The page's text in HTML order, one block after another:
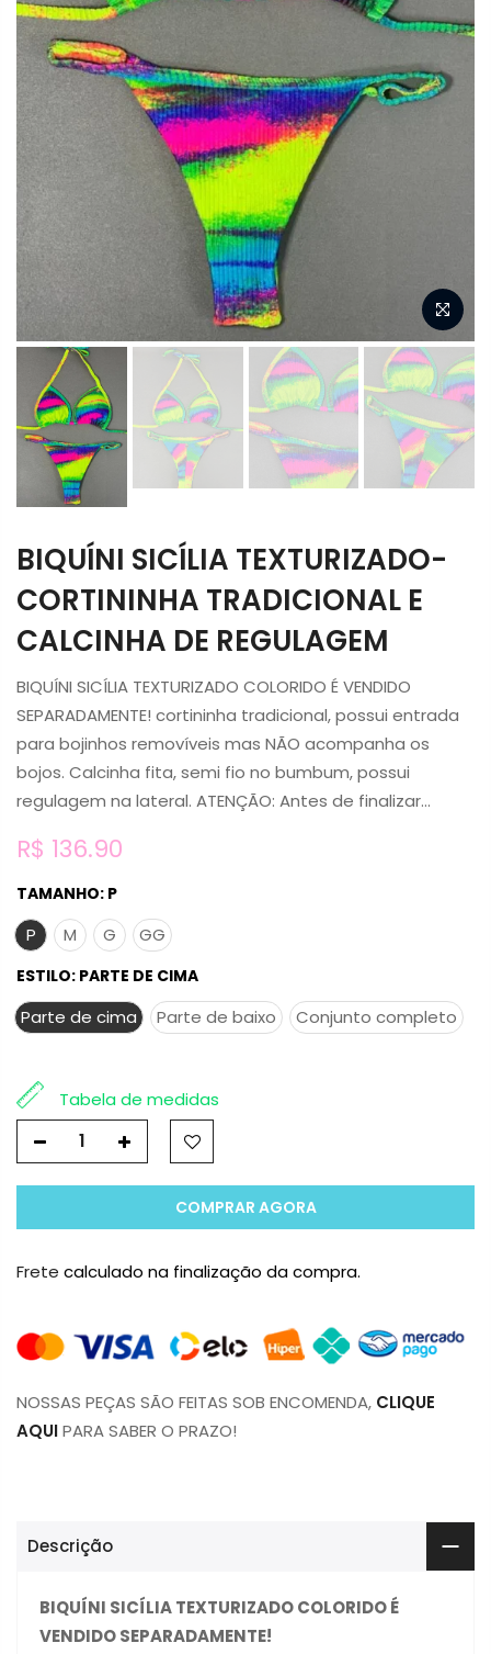
BIQUÍNI SICÍLIA TEXTURIZADO-
CORTININHA TRADICIONAL E
CALCINHA DE REGULAGEM
BIQUÍNI SICÍLIA TEXTURIZADO COLORIDO É VENDIDO
SEPARADAMENTE! cortininha tradicional, possui entrada
para bojinhos removíveis mas NÃO acompanha os
bojos. Calcinha fita, semi fio no bumbum, possui
regulagem na lateral. ATENÇÃO: Antes de finalizar...
R$ 136.90
TAMANHO: P
P M G GG
ESTILO: PARTE DE CIMA
Parte de cima Parte de baixo Conjunto completo
Tabela de medidas
COMPRAR AGORA
Frete calculado na finalização da compra.
NOSSAS PEÇAS SÃO FEITAS SOB ENCOMENDA, CLIQUE
AQUIPARA SABER O PRAZO!
Descrição
BIQUÍNI SICÍLIA TEXTURIZADO COLORIDO É
VENDIDO SEPARADAMENTE!